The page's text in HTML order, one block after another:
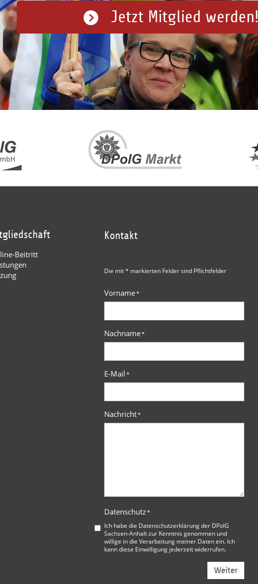
Jetzt Mitglied werden!
Beitritt
Kontakt
Die mit * markierten Felder sind Pflichtfelder
Vorname*
Nachname*
E-Mail*
Nachricht*
Datenschutz*
Ich habe die Datenschutzerklärung der DPolG
Sachsen-Anhaltzur Kenntnis genommen und
willige in die Verarbeitung meiner Daten ein. Ich
kann diese Einwilligung jederzeit widerrufen.
Weiter